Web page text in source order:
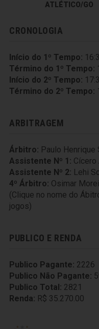
ATLÉTICO/GO
CRONOLOGIA
Início do 1º Tempo:
Término do 1º Tempo:
Início do 2º Tempo:
Término do 2º Tempo:
ARBITRAGEM
Árbitro: Paulo
Assistente Nº 1:
Assistente Nº 2: Lehi
4º Árbitro: Osimar
(Clique no nome do
jogos)
PUBLICO E RENDA
Publico Pagante: 2226
Publico Não Pagante:
Publico Total: 2821
Renda: R$ 35.270.00